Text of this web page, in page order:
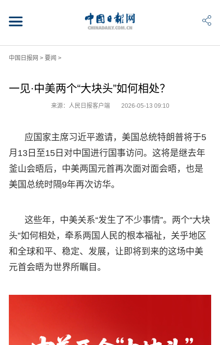
中国日报网 > 要闻 >
一见·中美两个“大块头”如何相处？
来源：人民日报客户端 2026-05-13 09:10
应国家主席习近平邀请，美国总统特朗普将于5
月13日至15日对中国进行国事访问。这将是继去年
釜山会晤后，中美两国元首再次面对面会晤，也是
美国总统时隔9年再次访华。
这些年，中美关系“发生了不少事情”。两个“大块
头”如何相处，牵系两国人民的根本福祉，关乎地区
和全球和平、稳定、发展，让即将到来的这场中美
元首会晤为世界所瞩目。